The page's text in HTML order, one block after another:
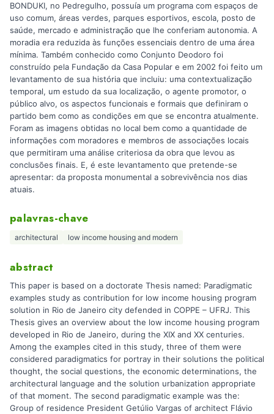
BONDUKI, no Pedregulho, possuía um programa com espaços de
uso comum, áreas verdes, parques esportivos, escola, posto de
saúde, mercado e administração que lhe conferiam autonomia. A
moradia era reduzida às funções essenciais dentro de uma área
mínima. Também conhecido como Conjunto Deodoro foi
construído pela Fundação da Casa Popular e em 2002 foi feito um
levantamento de sua história que incluiu: uma contextualização
temporal, um estudo da sua localização, o agente promotor, o
público alvo, os aspectos funcionais e formais que definiram o
partido bem como as condições em que se encontra atualmente.
Foram as imagens obtidas no local bem como a quantidade de
informações com moradores e membros de associações locais
que permitiram uma análise criteriosa da obra que levou as
conclusões finais. E, é este levantamento que pretende-se
apresentar: da proposta monumental a sobrevivência nos dias
atuais.
palavras-chave
architectural low income housing and modern
abstract
This paper is based on a doctorate Thesis named: Paradigmatic
examples study as contribution for low income housing program
solution in Rio de Janeiro city defended in COPPE – UFRJ. This
Thesis gives an overview about the low income housing program
developed in Rio de Janeiro, during the XIX and XX centuries.
Among the examples cited in this study, three of them were
considered paradigmatics for portray in their solutions the political
thought, the social questions, the economic determinations, the
architectural language and the solution urbanization appropriate
of that moment. The second paradigmatic example was the:
Group of residence President Getúlio Vargas of architect Flávio